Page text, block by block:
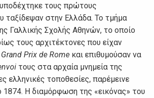
τους πρώτους
ταξίδεψαν στην Ελλάδα. Το τμήμα
Γαλλικής Σχολής Αθηνών, το οποίο
τους αρχιτέκτονες που είχαν
Grand Prix de Rome και επιθυμούσαν να
τους στα αρχαία μνημεία της
ελληνικές τοποθεσίες, παρέμεινε
1874. H διαμόρφωση της «εικόνας» του